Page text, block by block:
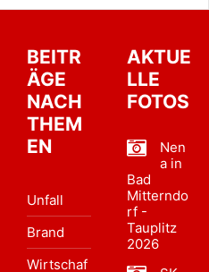
BEITR
ÄGE
NACH
THEM
EN
Unfall
Brand
Wirtschaf
AKTUE
LLE
FOTOS
Nen
a in
Bad
Mitterndo
rf -
Tauplitz
2026